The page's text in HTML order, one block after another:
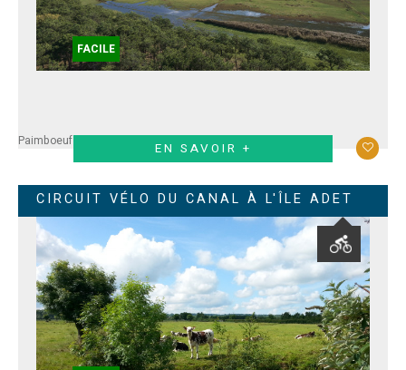
EN SAVOIR +
PaimboeufFrossaySaint-Père en RetzSaint-Viaud
FACILE
CIRCUIT VÉLO DU CANAL À L'ÎLE ADET